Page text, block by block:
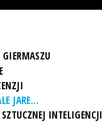
GIERMASZU
JARE...
SZTUCZNEJ INTELIGENCJI